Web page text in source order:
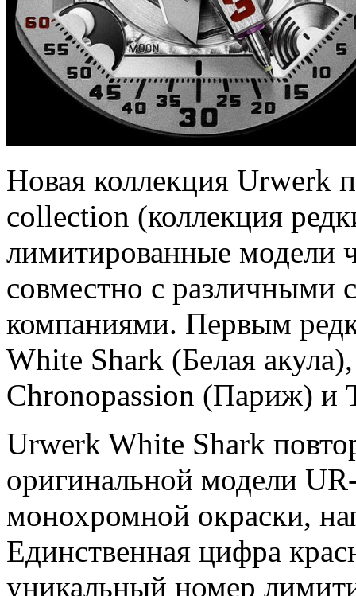
Новая коллекция Urwerk
collection (коллекция
лимитированные модели
совместно с различными
компаниями. Первым
White Shark (Белая
Chronopassion (Париж) и
Urwerk White Shark
оригинальной модели
монохромной окраски,
Единственная цифра
уникальный номер